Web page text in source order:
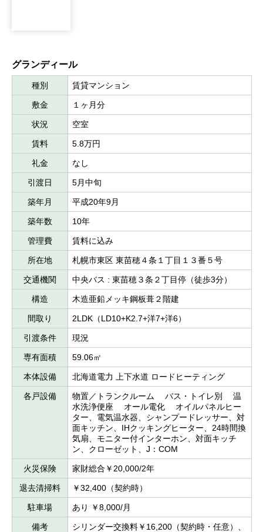
グランディール
種別 賃貸マンション
敷金 １ヶ月分
状況 空室
賃料 5.8万円
礼金 なし
引渡日 5月中旬
築年月 平成20年9月
築年数 10年
管理費 賃料に込み
所在地 札幌市東区 東苗穂４条１丁目１３番５号
交通機関 中央バス : 東苗穂３条２丁目停（徒歩3分）
構造 木造亜鉛メッキ鋼板葺２階建
間取り 2LDK（LD10+K2.7+洋7+洋6）
引渡条件 現況
専有面積 59.06㎡
本体設備 北海道電力 上下水道 ロードヒーティング
各戸設備
物置／トランクルーム バス・トイレ別 温
水洗浄便座 オール電化 オイルパネルヒー
ター、電気温水器、シャンプードレッサー、対
面キッチン、IHクッキングヒーター、24時間換
気扇、モニター付インターホン、対面キッチ
ン、クローゼット、J：COM
火災保険 家財総合￥20,000/2年
退去清掃料 ￥32,400（契約時）
駐車場 あり ￥8,000/月
備考
シリンダー交換料￥16,200（契約時・任意）、